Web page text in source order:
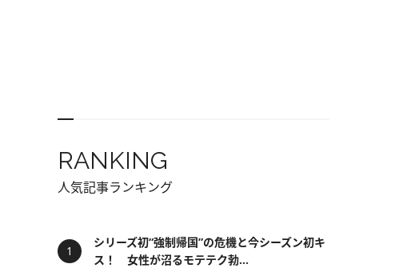
RANKING
人気記事ランキング
シリーズ初“強制帰国”の危機と今シーズン初キ
ス！ 女性が沼るモテテク勃...